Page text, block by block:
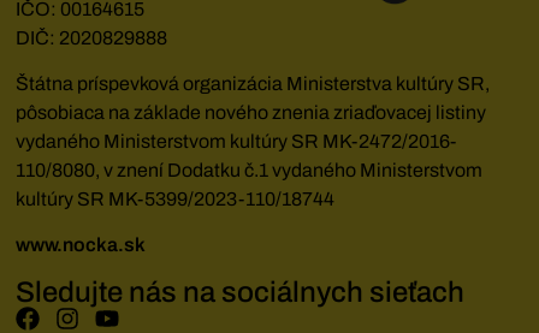
IČO: 00164615
DIČ: 2020829888
Štátna príspevková organizácia Ministerstva kultúry SR,
pôsobiaca na základe nového znenia zriaďovacej listiny
vydaného Ministerstvom kultúry SR MK-2472/2016-
110/8080, v znení Dodatku č.1 vydaného Ministerstvom
kultúry SR MK-5399/2023-110/18744
www.nocka.sk
Sledujte nás na sociálnych sieťach